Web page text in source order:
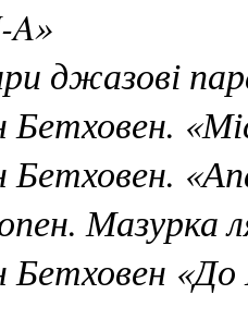
A»
джазові
Бетховен.
Бетховен.
Мазурка
«До